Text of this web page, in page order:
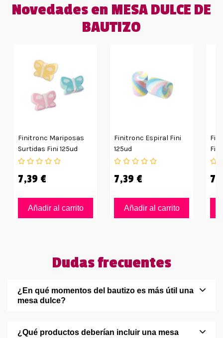
Novedades en MESA DULCE DE
BAUTIZO
Finitronc Mariposas
Surtidas Fini 125ud
7,39 €
Añadir al carrito
Finitronc Espiral Fini
125ud
7,39 €
Añadir al carrito
Fini
Dudas frecuentes
¿En qué momentos del bautizo es más útil una
mesa dulce?
¿Qué productos deberían incluir una mesa